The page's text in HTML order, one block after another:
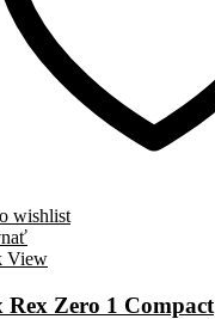
wishlist
View
Rex Zero 1 Compact